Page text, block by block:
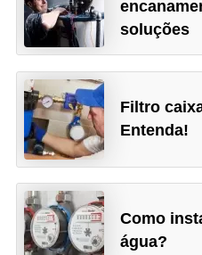
soluções
Filtro
Entenda!
Como
água?